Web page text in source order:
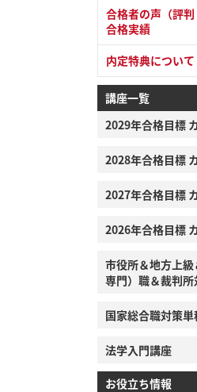
合格者の声（評判
合格実績
内定特典について
講座一覧
2029年合格目標
2028年合格目標
2027年合格目標
2026年合格目標
市役所＆地方上級
専門）職＆裁判
国家総合職対策単
法学入門講座
お役立ち情報